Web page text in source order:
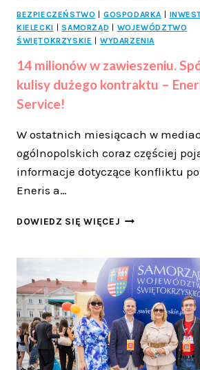
BEZPIECZEŃSTWO GOSPODARKA
KIELECKI
SAMORZĄD
WOJEWÓDZTWO
ŚWIĘTOKRZYSKIE
WYDARZENIA
14 milionów w zawieszeniu.
kulisy dużego kontraktu –
Service!
W ostatnich miesiącach w
ogólnopolskich coraz częściej
informacje dotyczące konfliktu
Eneris a…
DOWIEDZ SIĘ WIĘCEJ 14
ZAWIESZENIU.
SPÓR,
KTÓRY
OBNAŻA
KULISY
DUŻEGO
KONTRAKTU
–